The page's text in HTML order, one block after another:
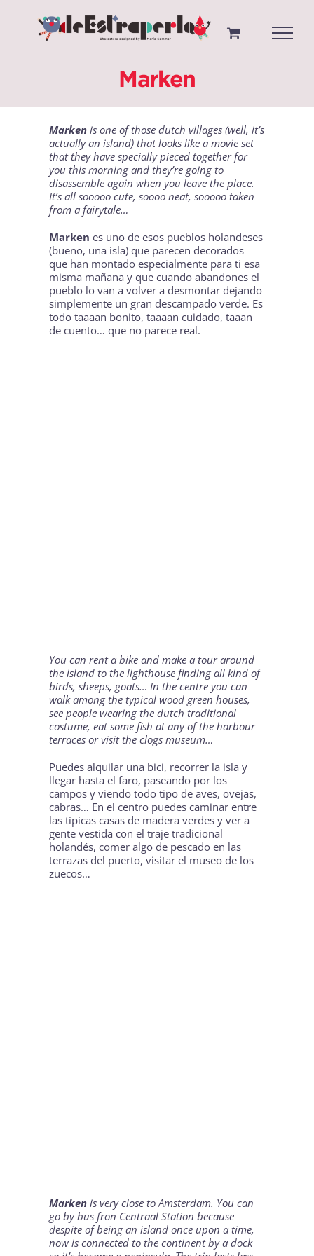
contenido
Marken
Markenis one of those dutch villages (well, it’s
actually an island) that looks like a movie set
that they have specially pieced together for
you this morning and they’re going to
disassemble again when you leave the place.
It’s all sooooo cute, soooo neat, sooooo taken
from a fairytale…
Markenes uno de esos pueblos holandeses
(bueno, una isla) que parecen decorados
que han montado especialmente para ti esa
misma mañana y que cuando abandones el
pueblo lo van a volver a desmontar dejando
simplemente un gran descampado verde. Es
todo taaaan bonito, taaaan cuidado, taaan
de cuento… que no parece real.
You can rent a bike and make a tour around
the island to the lighthouse finding all kind of
birds, sheeps, goats… In the centre you can
walk among the typical wood green houses,
see people wearing the dutch traditional
costume, eat some fish at any of the harbour
terraces or visit the clogs museum…
Puedes alquilar una bici, recorrer la isla y
llegar hasta el faro, paseando por los
campos y viendo todo tipo de aves, ovejas,
cabras… En el centro puedes caminar entre
las típicas casas de madera verdes y ver a
gente vestida con el traje tradicional
holandés, comer algo de pescado en las
terrazas del puerto, visitar el museo de los
zuecos…
Markenis very close toAmsterdam. You can
go by bus fron Centraal Station because
despite of being an island once upon a time,
now is connected to the continent by a dock